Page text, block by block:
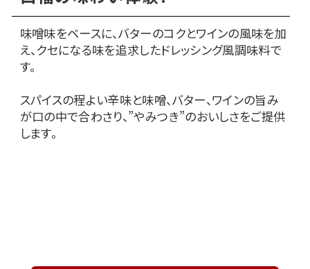
味噌味をベースに、バターのコクとワインの風味を加
え、クセになる味を追求したドレッシング風調味料で
す。
スパイスの程よい辛味と味噌、バター、ワインの旨み
が口の中で合わさり、”やみつき”のおいしさをご提供
します。